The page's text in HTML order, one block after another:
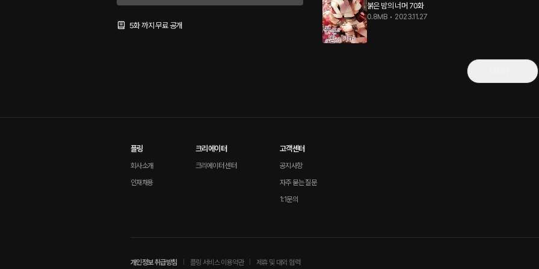
5화 까지 무료 공개
붉은 밤의 너머 70화
0.8MB • 2023.11.27
플링
회사소개
인재채용
크리에이터
크리에이터 센터
고객센터
공지사항
자주 묻는 질문
1:1문의
개인정보 취급방침 플링 서비스 이용약관 제휴 및 대외 협력